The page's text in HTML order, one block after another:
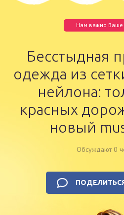
Нам важно Ваше
Бесстыдная
одежда из
нейлона:
красных
новый
Обсуждают 0